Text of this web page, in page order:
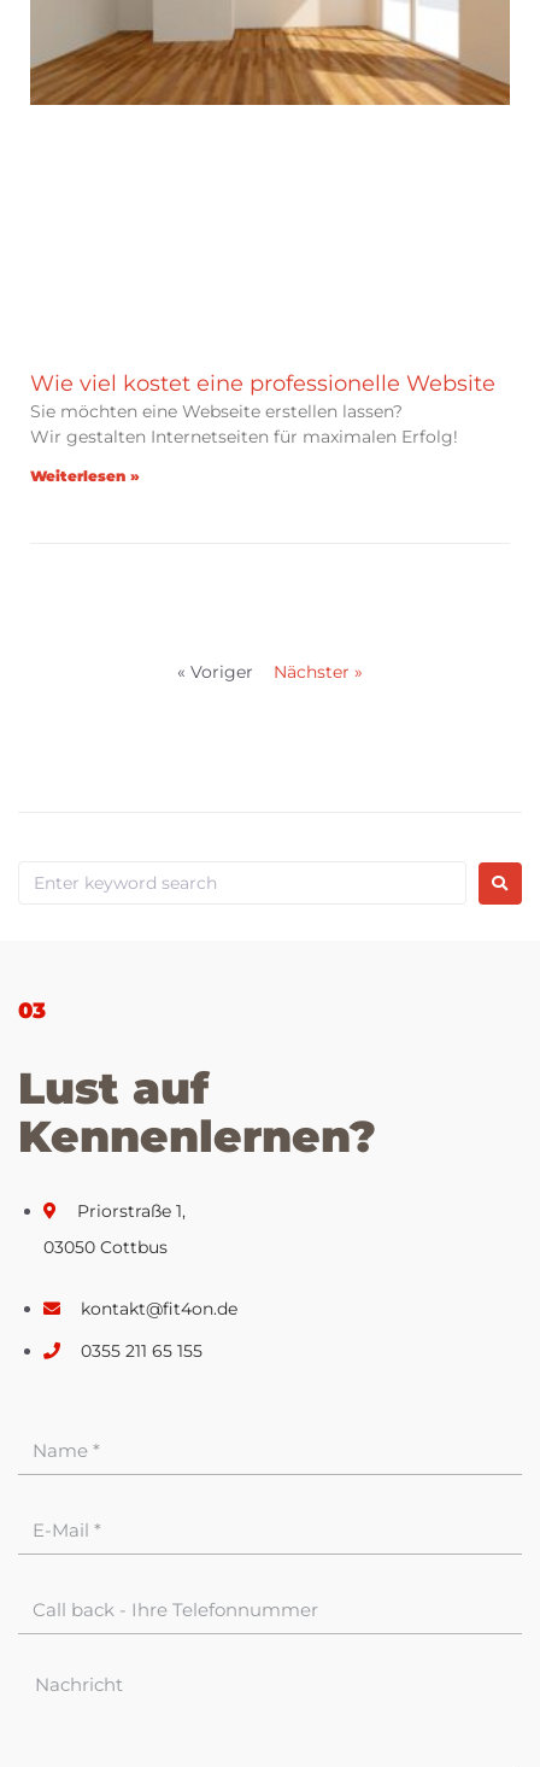
Wie viel kostet eine professionelle Website
Sie möchten eine Webseite erstellen lassen?
Wir gestalten Internetseiten für maximalen Erfolg!
Weiterlesen »
« Voriger Nächster »
03
Lust auf
Kennenlernen?
Priorstraße 1,
03050 Cottbus
kontakt@fit4on.de
0355 211 65 155